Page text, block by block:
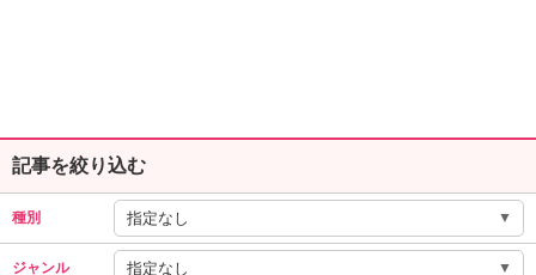
記事を絞り込む
種別 ▼
ジャンル ▼